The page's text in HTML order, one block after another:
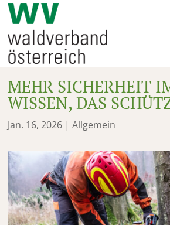
MEHR SICHERHEIT
WISSEN, DAS
Jan. 16, 2026 |Allgemein